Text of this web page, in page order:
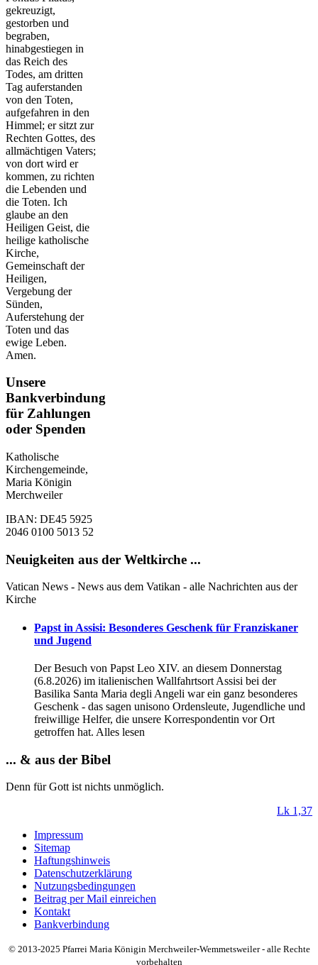
gekreuzigt,
gestorben und
begraben,
hinabgestiegen in
das Reich des
Todes, am dritten
Tag auferstanden
von den Toten,
aufgefahren in den
Himmel; er sitzt zur
Rechten Gottes, des
allmächtigen Vaters;
von dort wird er
kommen, zu richten
die Lebenden und
die Toten. Ich
glaube an den
Heiligen Geist, die
heilige katholische
Kirche,
Gemeinschaft der
Heiligen,
Vergebung der
Sünden,
Auferstehung der
Toten und das
ewige Leben.
Amen.
Unsere
Bankverbindung
für Zahlungen
oder Spenden
Katholische
Kirchengemeinde,
Maria Königin
Merchweiler
IBAN: DE45 5925
2046 0100 5013 52
Neuigkeiten aus der Weltkirche ...
Vatican News - News aus dem Vatikan - alle Nachrichten aus der
Kirche
Papst in Assisi: Besonderes Geschenk für Franziskaner
und Jugend
Der Besuch von Papst Leo XIV. an diesem Donnerstag
(6.8.2026) im italienischen Wallfahrtsort Assisi bei der
Basilika Santa Maria degli Angeli war ein ganz besonderes
Geschenk - das sagen unisono Ordensleute, Jugendliche und
freiwillige Helfer, die unsere Korrespondentin vor Ort
getroffen hat. Alles lesen
... & aus der Bibel
Denn für Gott ist nichts unmöglich.
Lk 1,37
Impressum
Sitemap
Haftungshinweis
Datenschutzerklärung
Nutzungsbedingungen
Beitrag per Mail einreichen
Kontakt
Bankverbindung
© 2013-2025 Pfarrei Maria Königin Merchweiler-Wemmetsweiler - alle Rechte
vorbehalten